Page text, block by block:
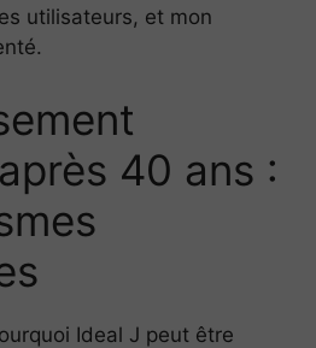
utilisateurs, et mon
40 ans :
Ideal J peut être